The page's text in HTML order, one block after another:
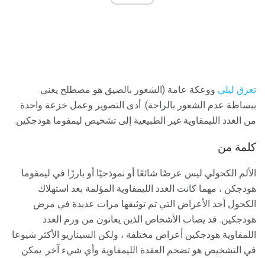
تعرق ليلي ووعكة عامة (الشعور بالضيق هو مصطلح يعني
ببساطة عدم الشعور بالراحة). أدى التصوير وعمل خزعة واحدة
من الغدد الليمفاوية غير الطبيعية إلى تشخيص ليمفوما هودجكين.
كلمة من
الألم الكحولي ليس عرضًا شائعًا أو نموذجيًا أو بارزًا في ليمفوما
هودجكن ، مهما كانت الغدد الليمفاوية المؤلمة بعد استهلاك
الكحول أحد الأعراض التي تم توثيقها مرات عديدة في مرض
هودجكين. قد يصاب الأشخاص الذين يعانون من ورم الغدد
اللمفاوية هودجكين أعراض مختلفة ، ولكن السيناريو الأكثر شيوعا
في التشخيص هو تضخم العقدة الليمفاوية وأي شيء آخر. يمكن